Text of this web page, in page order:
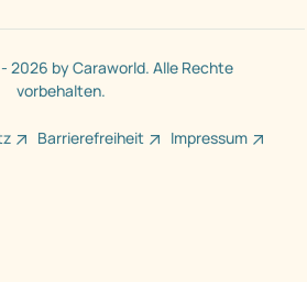
2026 by Caraworld. Alle Rechte
vorbehalten.
Barrierefreiheit Impressum